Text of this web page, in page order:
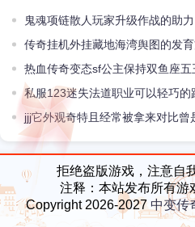
鬼魂项链散人玩家升级作战的助力
传奇挂机外挂藏地海湾舆图的发
热血传奇变态sf公主保持双鱼座五
周目怎么打
私服123迷失法道职业可以轻巧的
士职业PK
jjj它外观奇特且经常被拿来对比曾
古版本最强神兵
拒绝盗版游戏，注意自
注释：本站发布所有游
Copyright 2026-2027 中变传